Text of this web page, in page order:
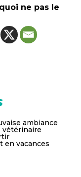
ne pas le
ambiance
vétérinaire
en vacances